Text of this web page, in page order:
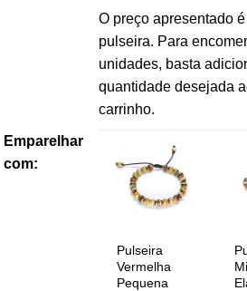
O preço apresentado
pulseira. Para
unidades, basta
quantidade desejada
carrinho.
Emparelhar
com:
Pulseira
Vermelha
Pequena